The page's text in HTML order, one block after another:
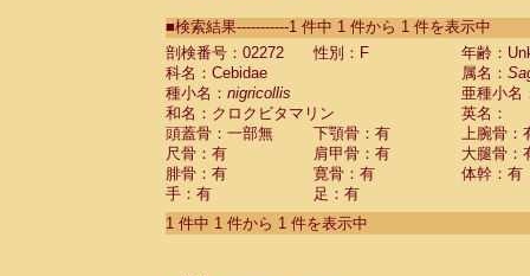
CebidaeSaguinus labiatus(0)
Cebidae Saguinus leucopus (0)
Cebidae
CebidaeSaguinus mystax
CebidaeSaguinus nigricollis (1)
Cebidae Saguinus oedipus
Cebidae Saguinus weddelli
Cebidae Saguinusspp.
Cebidae Aotus trivirgatus
Cebidae Cebus albifrons
■検索結果-----------1 件中 1 件から 1 件を表示中
剖検番号：02272
性別：F
年齢：
科名：Cebidae
属名：
種小名： nigricollis
亜種小名
和名：クロクビタマリン
英名：
頭蓋骨：一部無
下顎骨：有
上腕骨：
尺骨：有
肩甲骨：有
大腿骨：
腓骨：有
寛骨：有
体幹：有
手：有
足：有
1 件中 1 件から 1 件を表示中